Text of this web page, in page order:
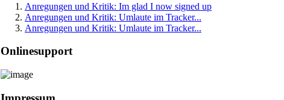
Anregungen und Kritik: Im glad I now signed up
Anregungen und Kritik: Umlaute im Tracker...
Anregungen und Kritik: Umlaute im Tracker...
Onlinesupport